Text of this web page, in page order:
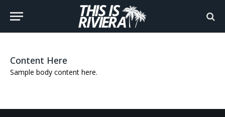
Content Here
Sample body content here.